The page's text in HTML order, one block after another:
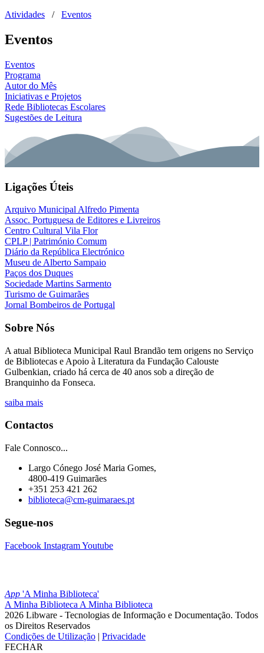
Atividades
/ Eventos
Eventos
Eventos
Programa
Autor do Mês
Iniciativas e Projetos
Rede Bibliotecas Escolares
Sugestões de Leitura
Ligações Úteis
Arquivo Municipal Alfredo Pimenta
Assoc. Portuguesa de Editores e Livreiros
Centro Cultural Vila Flor
CPLP | Património Comum
Diário da República Electrónico
Museu de Alberto Sampaio
Paços dos Duques
Sociedade Martins Sarmento
Turismo de Guimarães
Jornal Bombeiros de Portugal
Sobre Nós
A atual Biblioteca Municipal Raul Brandão tem origens no Serviço
de Bibliotecas e Apoio à Literatura da Fundação Calouste
Gulbenkian, criado há cerca de 40 anos sob a direção de
Branquinho da Fonseca.
saiba mais
Contactos
Fale Connosco...
Largo Cónego José Maria Gomes,
4800-419 Guimarães
+351 253 421 262
biblioteca@cm-guimaraes.pt
Segue-nos
Facebook InstagramYoutube
App 'A Minha Biblioteca'
A Minha Biblioteca A Minha Biblioteca
2026 Libware - Tecnologias de Informação e Documentação. Todos
os Direitos Reservados
Condições de Utilização | Privacidade
FECHAR